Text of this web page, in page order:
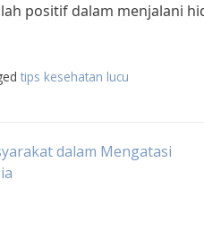
positif dalam menjalani
tips kesehatan lucu
dalam Mengatasi